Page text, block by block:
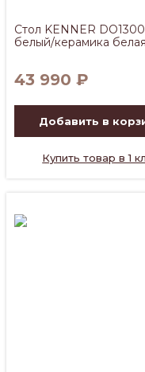
Стол KENNER DO1300
белый/керамика белая
43 990 ₽
Добавить в
Купить товар в 1